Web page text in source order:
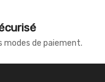
modes de paiement.